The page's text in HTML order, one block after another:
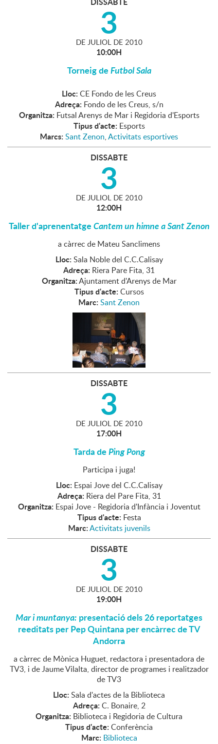
3
DE JULIOL DE 2010
10:00H
Torneig deFutbol Sala
Lloc: CE Fondo de les Creus
Adreça: Fondo de les Creus, s/n
Organitza: Futsal Arenys de Mar i Regidoria d'Esports
Tipus d'acte: Esports
Marcs: Sant Zenon,Activitats esportives
DISSABTE
3
DE JULIOL DE 2010
12:00H
Taller d'aprenentatgeCantem un himne a Sant Zenon
a càrrec de Mateu Sanclimens
Lloc: Sala Noble del C.C.Calisay
Adreça: Riera Pare Fita, 31
Organitza:Ajuntament d'Arenys de Mar
Tipus d'acte: Cursos
Marc: Sant Zenon
DISSABTE
3
DE JULIOL DE 2010
17:00H
Tarda dePing Pong
Participa i juga!
Lloc: Espai Jove del C.C.Calisay
Adreça: Riera del Pare Fita, 31
Organitza: Espai Jove - Regidoria d'Infància i Joventut
Tipus d'acte: Festa
Marc:Activitats juvenils
DISSABTE
3
DE JULIOL DE 2010
19:00H
Mar i muntanya: presentació dels 26 reportatges
reeditats per Pep Quintana per encàrrec de TV
Andorra
a càrrec de Mònica Huguet, redactora i presentadora de
TV3, i de Jaume Vilalta, director de programes i realitzador
de TV3
Lloc: Sala d'actes de la Biblioteca
Adreça: C. Bonaire, 2
Organitza: Biblioteca i Regidoria de Cultura
Tipus d'acte: Conferència
Marc: Biblioteca